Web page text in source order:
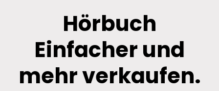
Hörbuch
Einfacher und
mehr verkaufen.